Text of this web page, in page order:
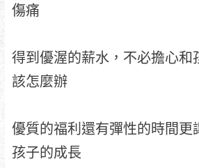
傷痛
得到優渥的薪水，不必擔心和
該怎麼辦
優質的福利還有彈性的時間更
孩子的成長